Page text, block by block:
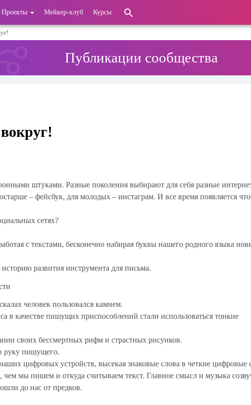
Проекты Мейкер-клуб Курсы
Публикации сообщества
штуками. Разные поколения выбирают для себя разные
– фейсбук, для молодых – инстаграм. И все время появляется
сетях?
с текстами, бесконечно набирая буквы нашего родного языка
развития инструмента для письма.
человек пользовался камнем.
в качестве пишущих приспособлений стали использоваться тонкие
своих бессмертных рифм и страстных рисунков.
руку пишущего.
цифровых устройств, высекая знаковые слова в четкие цифровые
чем мы пишем и откуда считываем текст. Главное смысл и музыка
до нас от предков.